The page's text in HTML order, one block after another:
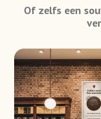
Of zelfs een